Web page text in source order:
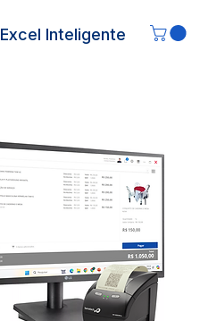
Excel Inteligente